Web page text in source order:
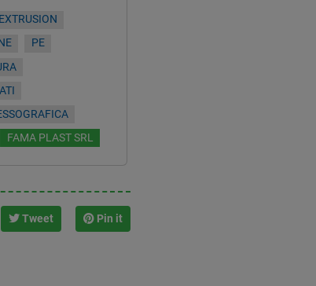
EXTRUSION
PE
FAMA PLAST SRL
Tweet Pin it